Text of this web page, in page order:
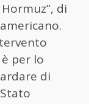
di
per lo
di